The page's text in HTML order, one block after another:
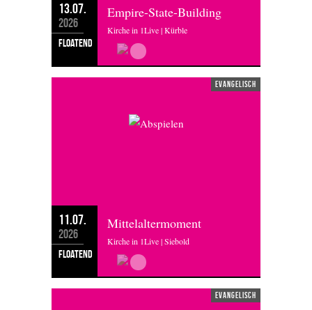
13.07.
2026
floatend
Empire-State-Building
Kirche in 1Live | Kürble
evangelisch
11.07.
2026
floatend
Mittelaltermoment
Kirche in 1Live | Siebold
evangelisch